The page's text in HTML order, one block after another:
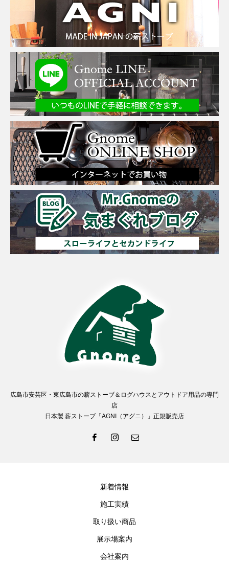
広島市安芸区・東広島市の薪ストーブ＆ログハウスとアウトドア用品の専門
店
日本製 薪ストーブ「AGNI（アグニ）」正規販売店
新着情報
施工実績
取り扱い商品
展示場案内
会社案内